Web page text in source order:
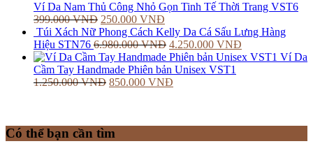
Ví Da Nam Thủ Công Nhỏ Gọn Tinh Tế Thời Trang VST6
399.000VNĐ 250.000 VNĐ
Túi Xách Nữ Phong Cách Kelly Da Cá Sấu Lưng Hàng
Hiệu STN76 6.980.000VNĐ 4.250.000 VNĐ
Ví Da
Cầm Tay Handmade Phiên bản Unisex VST1
1.250.000VNĐ 850.000 VNĐ
Có thể bạn cần tìm